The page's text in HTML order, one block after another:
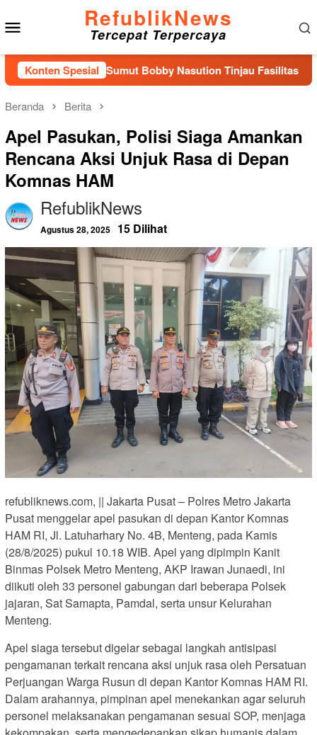
ke
konten
RefublikNews
Tercepat Terpercaya
Konten Spesial
Sumut Bobby Nasution Tinjau Fasilitas Kesehatan
Beranda Berita
Apel Pasukan, Polisi Siaga Amankan
Rencana Aksi Unjuk Rasa di Depan
Komnas HAM
RefublikNews
Agustus 28, 2025 15 Dilihat
refubliknews.com, || Jakarta Pusat – Polres Metro Jakarta
Pusat menggelar apel pasukan di depan Kantor Komnas
HAM RI, Jl. Latuharhary No. 4B, Menteng, pada Kamis
(28/8/2025) pukul 10.18 WIB. Apel yang dipimpin Kanit
Binmas Polsek Metro Menteng, AKP Irawan Junaedi, ini
diikuti oleh 33 personel gabungan dari beberapa Polsek
jajaran, Sat Samapta, Pamdal, serta unsur Kelurahan
Menteng.
Apel siaga tersebut digelar sebagai langkah antisipasi
pengamanan terkait rencana aksi unjuk rasa oleh Persatuan
Perjuangan Warga Rusun di depan Kantor Komnas HAM RI.
Dalam arahannya, pimpinan apel menekankan agar seluruh
personel melaksanakan pengamanan sesuai SOP, menjaga